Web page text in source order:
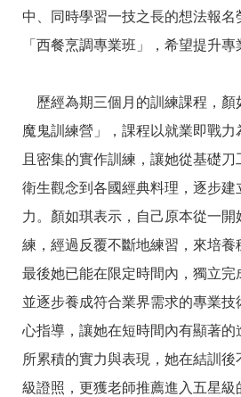
答
彙
RSS
及
安
全
政
站
資
料
開
宣
告
聯
資
訊
中、同時學習一技之長的想法報名
「西餐烹調專業班」，希望提升專
歷經為期三個月的訓練課程，顏
魔鬼訓練營」，課程以就業即戰
且密集的實作訓練，讓她從基礎
衛生觀念到各國經典料理，逐步建
力。顏如琪表示，自己原本從一
練，經過反覆不斷地練習，來培養
最後她已能在限定時間內，獨立完
並逐步養成符合業界需求的專業
心指導，讓她在短時間內有顯著的
所累積的實力與表現，她在結訓
級證照，更獲老師推薦進入五星級